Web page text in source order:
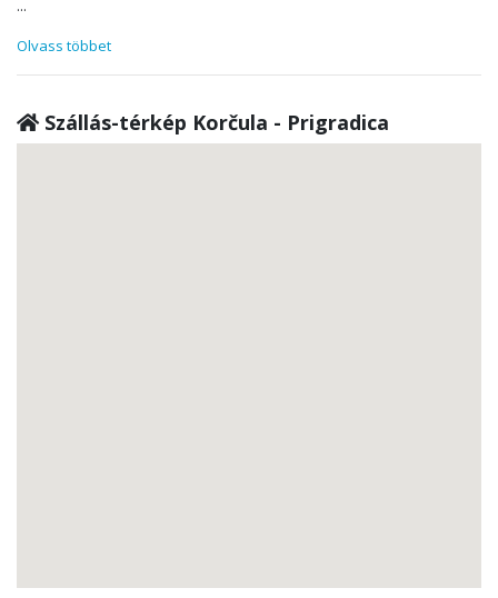
...
Olvass többet
Szállás-térkép Korčula - Prigradica